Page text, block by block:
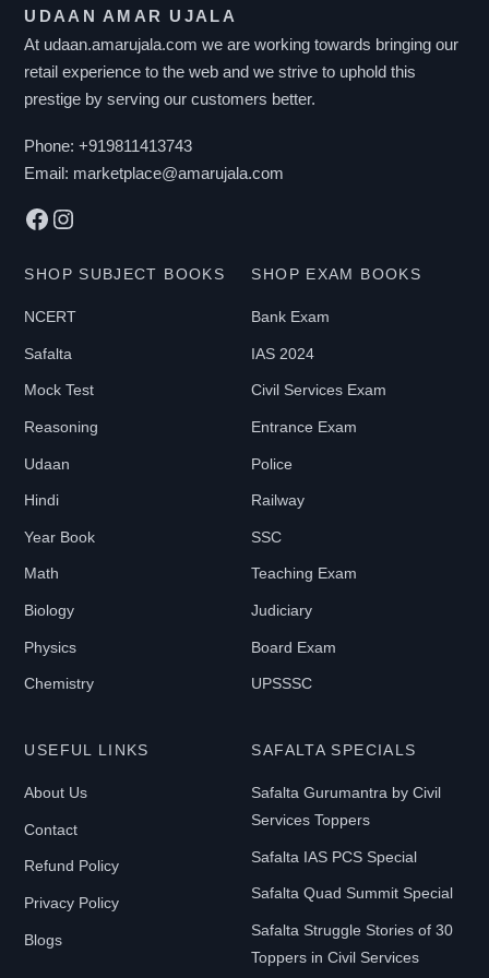
options
may
UDAAN AMAR UJALA
At udaan.amarujala.com we are working towards bringing our
retail experience to the web and we strive to uphold this
prestige by serving our customers better.
Phone:+919811413743
Email: marketplace@amarujala.com
Facebook
Instagram
SHOP SUBJECT BOOKS
NCERT
Safalta
Mock Test
Reasoning
Udaan
Hindi
Year Book
Math
Biology
Physics
Chemistry
SHOP EXAM BOOKS
Bank Exam
IAS 2024
Civil Services Exam
Entrance Exam
Police
Railway
SSC
Teaching Exam
Judiciary
Board Exam
UPSSSC
USEFUL LINKS
About Us
Contact
Refund Policy
Privacy Policy
Blogs
SAFALTA SPECIALS
Safalta Gurumantra by Civil
Services Toppers
Safalta IAS PCS Special
Safalta Quad Summit Special
Safalta Struggle Stories of 30
Toppers in Civil Services